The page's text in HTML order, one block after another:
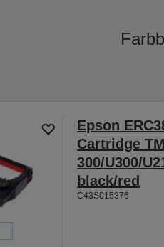
Epson
Cartridge
300/U300/
black/red
C43S015376